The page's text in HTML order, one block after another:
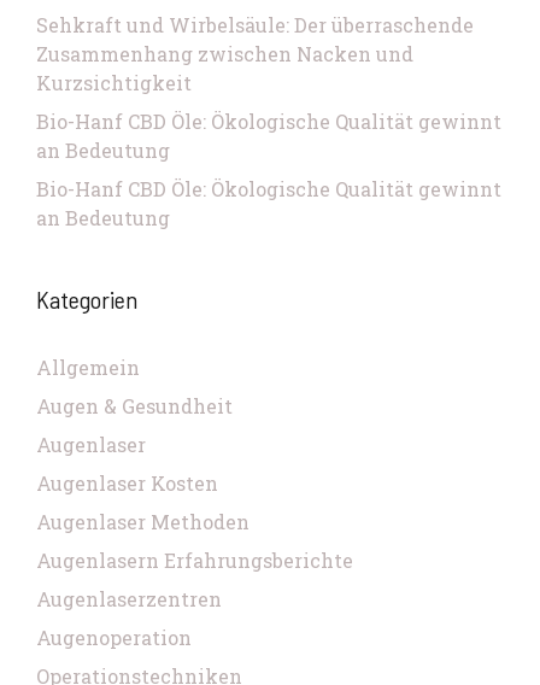
Sehkraft und Wirbelsäule: Der überraschende
Zusammenhang zwischen Nacken und
Kurzsichtigkeit
Bio-Hanf CBD Öle: Ökologische Qualität gewinnt
an Bedeutung
Bio-Hanf CBD Öle: Ökologische Qualität gewinnt
an Bedeutung
Kategorien
Allgemein
Augen & Gesundheit
Augenlaser
Augenlaser Kosten
Augenlaser Methoden
Augenlasern Erfahrungsberichte
Augenlaserzentren
Augenoperation
Operationstechniken